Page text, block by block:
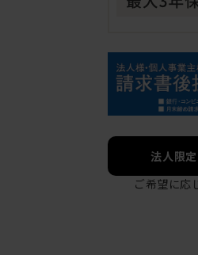
法人限
ご希望に応